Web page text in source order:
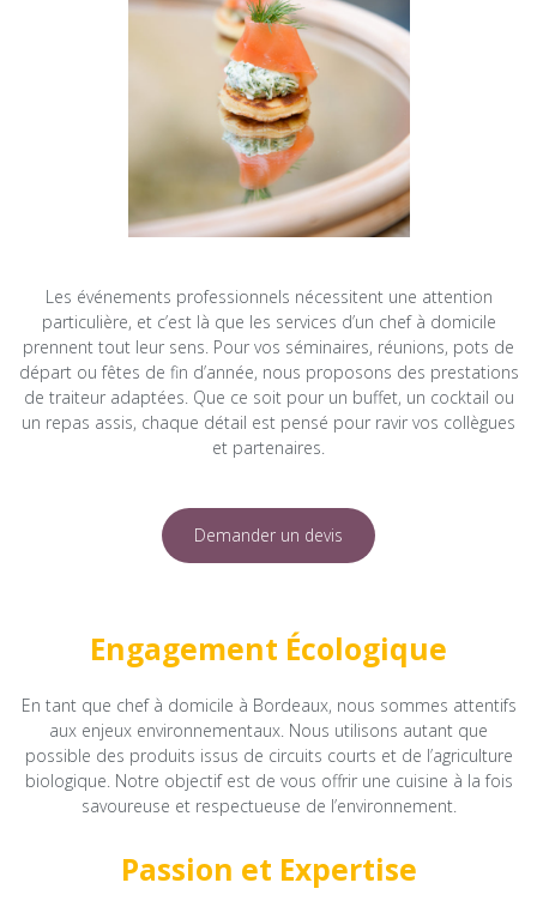
Les événements professionnels nécessitent une attention
particulière, et c’est là que les services d’un chef à domicile
prennent tout leur sens. Pour vos séminaires, réunions, pots de
départ ou fêtes de fin d’année, nous proposons des prestations
de traiteur adaptées. Que ce soit pour un buffet, un cocktail ou
un repas assis, chaque détail est pensé pour ravir vos collègues
et partenaires.
Demander un devis
Engagement Écologique
En tant que chef à domicile à Bordeaux, nous sommes attentifs
aux enjeux environnementaux. Nous utilisons autant que
possible des produits issus de circuits courts et de l’agriculture
biologique. Notre objectif est de vous offrir une cuisine à la fois
savoureuse et respectueuse de l’environnement.
Passion et Expertise